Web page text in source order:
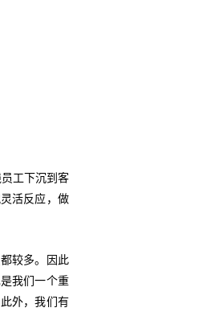
工下沉到客
活反应，做
较多。因此
我们一个重
外，我们有